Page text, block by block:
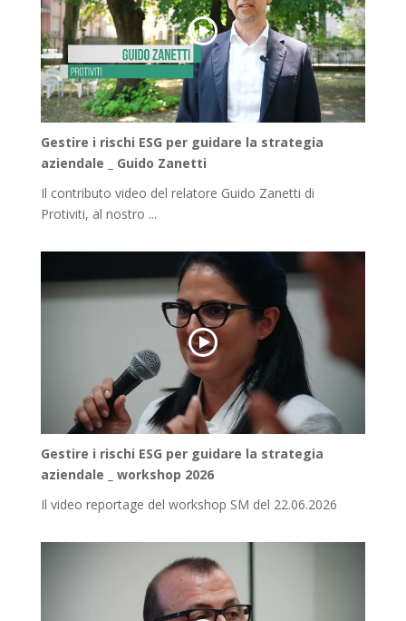
Gestire i rischi ESG per guidare la strategia
aziendale _ Guido Zanetti
Il contributo video del relatore Guido Zanetti di
Protiviti, al nostro ...
Gestire i rischi ESG per guidare la strategia
aziendale _ workshop 2026
Il video reportage del workshop SM del 22.06.2026